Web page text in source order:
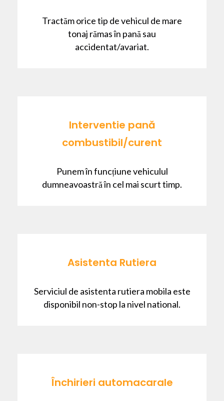
Tractăm orice tip de vehicul de mare
tonaj rămas în pană sau
accidentat/avariat.
Interventie pană
combustibil/curent
Punem în funcțiune vehiculul
dumneavoastră în cel mai scurt timp.
Asistenta Rutiera
Serviciul de asistenta rutiera mobila este
disponibil non-stop la nivel national.
Închirieri automacarale